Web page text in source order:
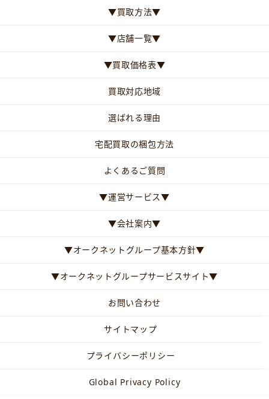
▼買取方法▼
▼店舗一覧▼
▼買取価格表▼
買取対応地域
選ばれる理由
宅配買取の梱包方法
よくあるご質問
▼運営サービス▼
▼会社案内▼
▼オークネットグループ基本方針▼
▼オークネットグループサービスサイト▼
お問い合わせ
サイトマップ
プライバシーポリシー
Global Privacy Policy